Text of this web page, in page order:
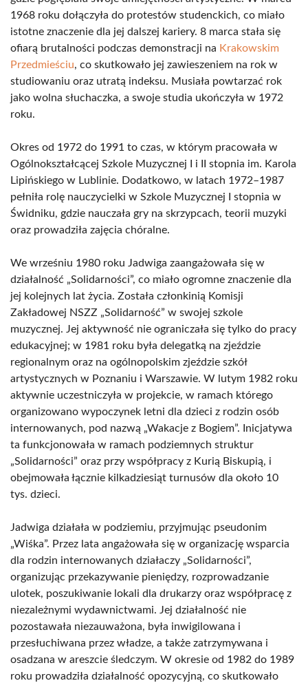
1968 roku dołączyła do protestów studenckich, co miało
istotne znaczenie dla jej dalszej kariery. 8 marca stała się
ofiarą brutalności podczas demonstracji na Krakowskim
Przedmieściu, co skutkowało jej zawieszeniem na rok w
studiowaniu oraz utratą indeksu. Musiała powtarzać rok
jako wolna słuchaczka, a swoje studia ukończyła w 1972
roku.
Okres od 1972 do 1991 to czas, w którym pracowała w
Ogólnokształcącej Szkole Muzycznej I i II stopnia im. Karola
Lipińskiego w Lublinie. Dodatkowo, w latach 1972–1987
pełniła rolę nauczycielki w Szkole Muzycznej I stopnia w
Świdniku, gdzie nauczała gry na skrzypcach, teorii muzyki
oraz prowadziła zajęcia chóralne.
We wrześniu 1980 roku Jadwiga zaangażowała się w
działalność „Solidarności”, co miało ogromne znaczenie dla
jej kolejnych lat życia. Została członkinią Komisji
Zakładowej NSZZ „Solidarność” w swojej szkole
muzycznej. Jej aktywność nie ograniczała się tylko do pracy
edukacyjnej; w 1981 roku była delegatką na zjeździe
regionalnym oraz na ogólnopolskim zjeździe szkół
artystycznych w Poznaniu i Warszawie. W lutym 1982 roku
aktywnie uczestniczyła w projekcie, w ramach którego
organizowano wypoczynek letni dla dzieci z rodzin osób
internowanych, pod nazwą „Wakacje z Bogiem”. Inicjatywa
ta funkcjonowała w ramach podziemnych struktur
„Solidarności” oraz przy współpracy z Kurią Biskupią, i
obejmowała łącznie kilkadziesiąt turnusów dla około 10
tys. dzieci.
Jadwiga działała w podziemiu, przyjmując pseudonim
„Wiśka”. Przez lata angażowała się w organizację wsparcia
dla rodzin internowanych działaczy „Solidarności”,
organizując przekazywanie pieniędzy, rozprowadzanie
ulotek, poszukiwanie lokali dla drukarzy oraz współpracę z
niezależnymi wydawnictwami. Jej działalność nie
pozostawała niezauważona, była inwigilowana i
przesłuchiwana przez władze, a także zatrzymywana i
osadzana w areszcie śledczym. W okresie od 1982 do 1989
roku prowadziła działalność opozycyjną, co skutkowało